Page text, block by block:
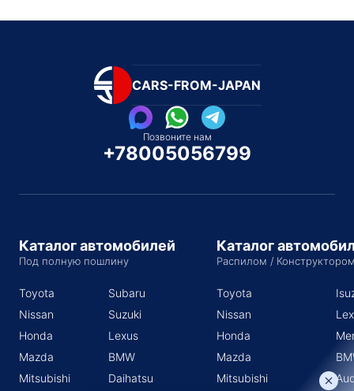
CARS-FROM-JAPAN
Позвоните нам
+78005056799
Каталог автомобилей
Под полную пошлину
Toyota
Nissan
Honda
Mazda
Mitsubishi
Subaru
Suzuki
Lexus
BMW
Daihatsu
Каталог
Распилом /
Toyota
Nissan
Honda
Mazda
Mitsubishi